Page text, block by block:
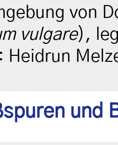
von
vulgare),
Heidrun
und